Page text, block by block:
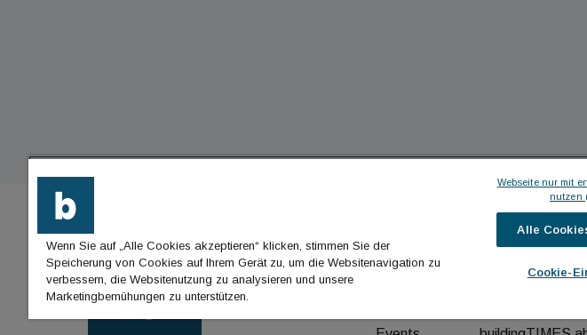
BUILDINGTIMES ICH MÖCHTE ...
Wenn Sie auf „Alle Cookies akzeptieren“ klicken, stimmen Sie der
Speicherung von Cookies auf Ihrem Gerät zu, um die Websitenavigation zu
verbessern, die Websitenutzung zu analysieren und unsere
Marketingbemühungen zu unterstützen.
Webseite nur mit
nutzen
Alle
Cookie-